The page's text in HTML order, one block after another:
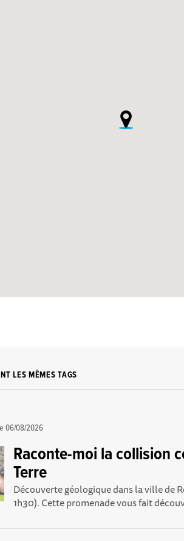
LES MÊMES TAGS
06/08/2026
Raconte-moi la collision
Terre
Découverte géologique dans la ville de
1h30). Cette promenade vous fait